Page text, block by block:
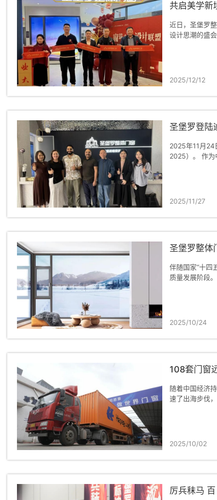
共启美学新
近日，圣堡罗
设计思潮的盛
2025/12/12
圣堡罗登陆
2025年11月
2025）。 作为
2025/11/27
圣堡罗整体
伴随国家“十四
质量发展阶段
2025/10/24
108套门窗
随着中国经济
速了出海步伐
2025/10/02
厉兵秣马